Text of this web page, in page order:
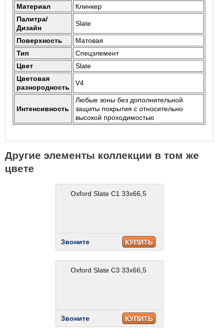
Материал
Клинкер
Палитра/
Дизайн
Slate
Поверхность
Матовая
Тип
Спецэлемент
Цвет
Slate
Цветовая
разнородность
V4
Интенсивность
Любые зоны без дополнительной
защиты покрытия с относительно
высокой проходимостью
Другие элементы коллекции в том же
цвете
Oxford Slate C1 33x66,5
Звоните КУПИТЬ
Oxford Slate C3 33x66,5
Звоните КУПИТЬ